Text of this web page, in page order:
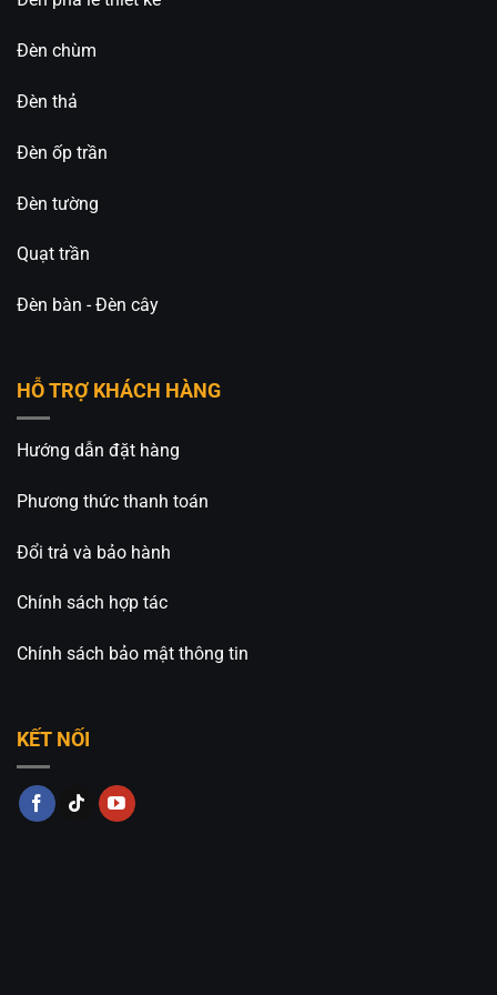
Đèn chùm
Đèn thả
Đèn ốp trần
Đèn tường
Quạt trần
Đèn bàn - Đèn cây
HỖ TRỢ KHÁCH HÀNG
Hướng dẫn đặt hàng
Phương thức thanh toán
Đổi trả và bảo hành
Chính sách hợp tác
Chính sách bảo mật thông tin
KẾT NỐI